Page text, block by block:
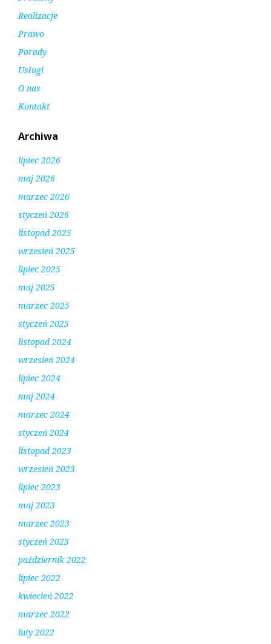
Realizacje
Prawo
Porady
Usługi
O nas
Kontakt
Archiwa
lipiec 2026
maj 2026
marzec 2026
styczeń 2026
listopad 2025
wrzesień 2025
lipiec 2025
maj 2025
marzec 2025
styczeń 2025
listopad 2024
wrzesień 2024
lipiec 2024
maj 2024
marzec 2024
styczeń 2024
listopad 2023
wrzesień 2023
lipiec 2023
maj 2023
marzec 2023
styczeń 2023
październik 2022
lipiec 2022
kwiecień 2022
marzec 2022
luty 2022